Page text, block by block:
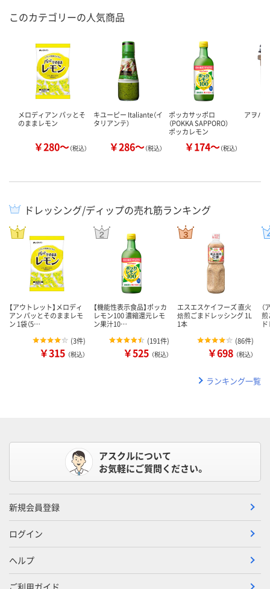
このカテゴリーの人気商品
メロディアン パッとそ
のままレモン
￥280～（税込）
キユーピー Italiante（イ
タリアンテ）
￥286～（税込）
ポッカサッポロ
（POKKA SAPPORO）
ポッカレモン
￥174～（税込）
アヲハ
ドレッシング/ディップの売れ筋ランキング
【アウトレット】メロディ
アン パッとそのままレモ
ン 1袋（5…
(3件)
￥315 （税込）
【機能性表示食品】ポッカ
レモン100 濃縮還元レモ
ン果汁10…
(191件)
￥525 （税込）
エスエスケイフーズ 直火
焙煎ごまドレッシング 1L
1本
(86件)
￥698 （税込）
（
煎
ランキング一覧
アスクルについて
お気軽にご質問ください。
新規会員登録
ログイン
ヘルプ
ご利用ガイド